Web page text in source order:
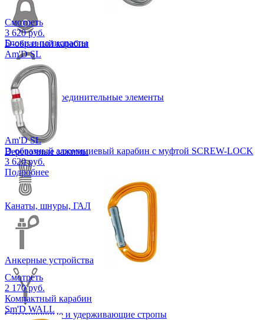
Блоки и полиспасты
Карабины и соединительные элементы
Веревочные зажимы
Канаты, шнуры, ГАЛ
Анкерные устройства
Страховочные и удерживающие стропы
Смотреть
3 620 руб.
D-образный карабин
Am'D SL
Am'D SL
D-образный алюминиевый карабин с муфтой SCREW-LOCK
3 620 руб.
Подробнее
Смотреть
2 170 руб.
Компактный карабин
Sm'D WALL